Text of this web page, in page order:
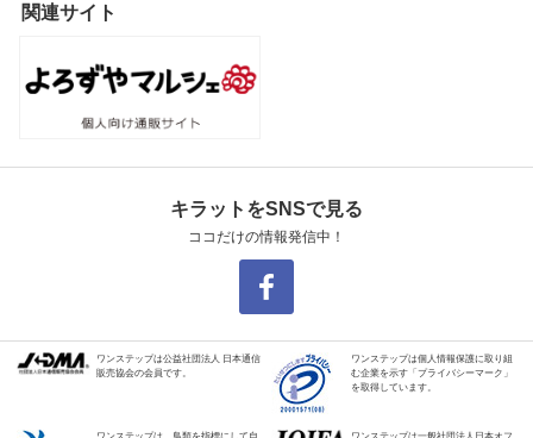
関連サイト
キラットをSNSで見る
ココだけの情報発信中！
ワンステップは公益社団法人 日本通信
販売協会の会員です。
ワンステップは個人情報保護に取り組
む企業を示す「プライバシーマーク」
を取得しています。
ワンステップは、鳥類を指標にして自 ワンステップは一般社団法人日本オフ